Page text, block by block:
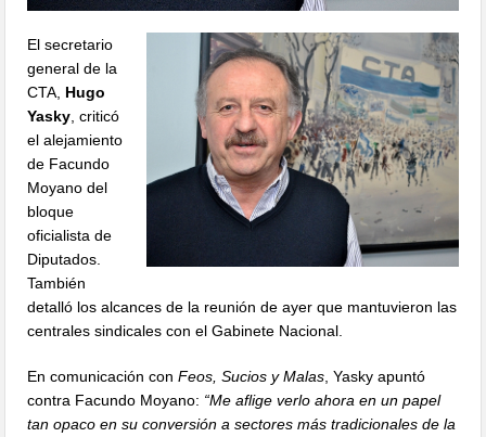
El secretario
general de la
CTA, Hugo
Yasky , criticó
el alejamiento
de Facundo
Moyano del
bloque
oficialista de
Diputados.
También
detalló los alcances de la reunión de ayer que mantuvieron las
centrales sindicales con el Gabinete Nacional.
En comunicación conFeos, Sucios y Malas , Yasky apuntó
contra Facundo Moyano: “Me aflige verlo ahora en un papel
tan opaco en su conversión a sectores más tradicionales de la